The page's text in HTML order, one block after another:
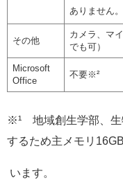
ありません。
その他
カメラ、マ
でも可）
Microsoft
Office
不要※²
※¹ 地域創生学部、生
するため主メモリ
います。